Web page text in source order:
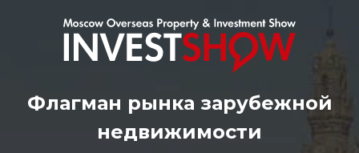
Флагман рынка зарубежной
недвижимости